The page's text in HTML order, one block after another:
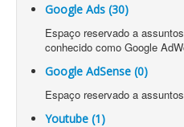
Google Ads (30)
Espaço reservado a
conhecido como Google
Google AdSense (0)
Espaço reservado a
Youtube (1)